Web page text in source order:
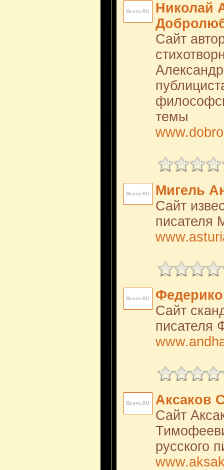
Николай
Сайт
темы
Мигель
Сайт
писателя
Сайт
писателя
Аксаков
Сайт
русского